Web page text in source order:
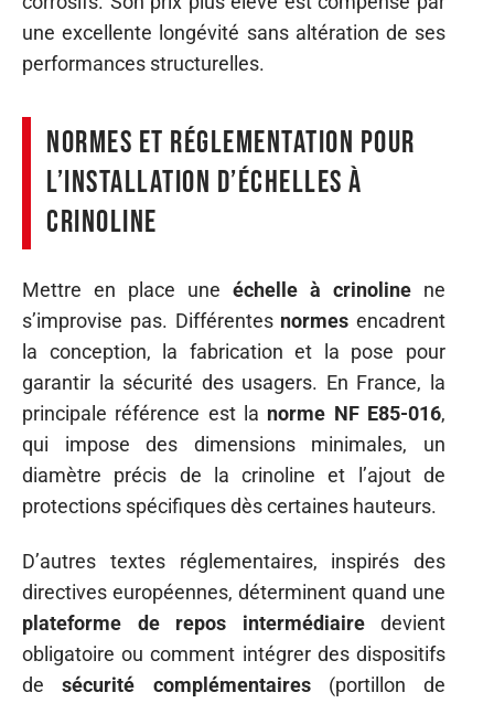
une excellente longévité sans altération de ses
performances structurelles.
Normes et réglementation pour
l’installation d’échelles à
crinoline
Mettre en place une échelle à crinoline ne
s’improvise pas. Différentes normes encadrent
la conception, la fabrication et la pose pour
garantir la sécurité des usagers. En France, la
principale référence est la norme NF E85-016,
qui impose des dimensions minimales, un
diamètre précis de la crinoline et l’ajout de
protections spécifiques dès certaines hauteurs.
D’autres textes réglementaires, inspirés des
directives européennes, déterminent quand une
plateforme de repos intermédiairedevient
obligatoire ou comment intégrer des dispositifs
desécurité complémentaires(portillon de